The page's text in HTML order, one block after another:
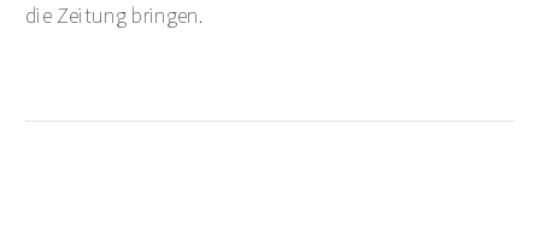
die Zeitung bringen.